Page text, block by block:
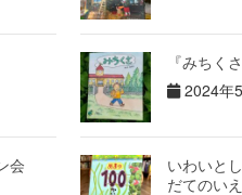
『みちく
2024年
会
いわいと
だてのい